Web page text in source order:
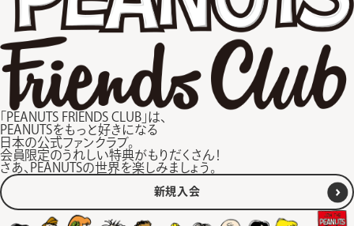
「PEANUTS FRIENDS CLUB」は、
PEANUTSをもっと好きになる
日本の公式ファンクラブ。
会員限定のうれしい特典がもりだくさん！
さあ、PEANUTSの世界を楽しみましょう。
新規入会